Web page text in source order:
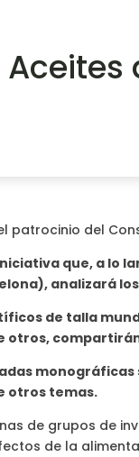
Aceites
patrocinio del
que, a lo
analizará
de talla
otros,
monográficas
otros temas.
de grupos de
de la